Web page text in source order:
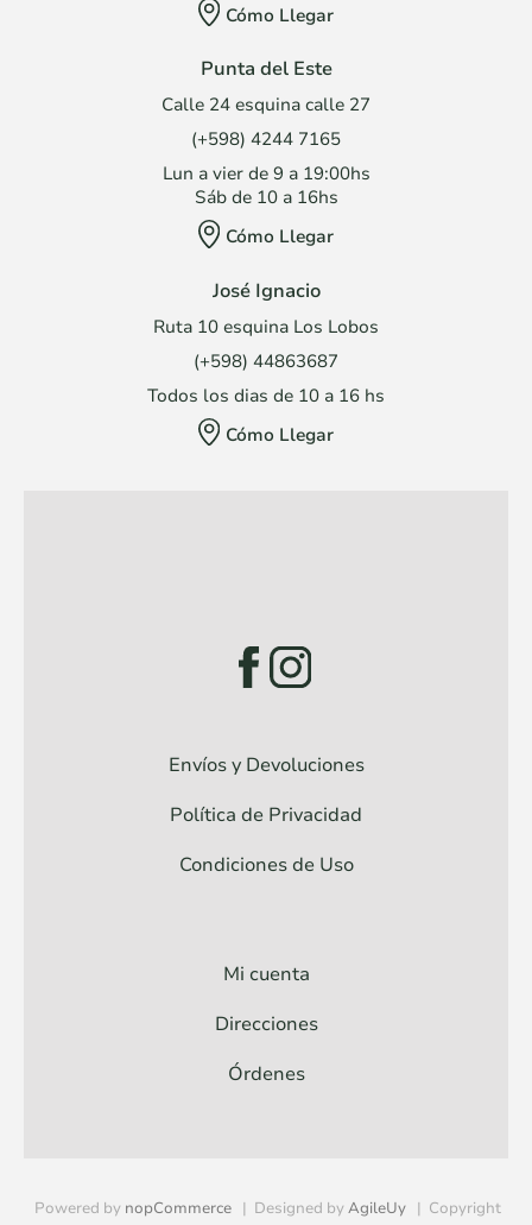
Cómo Llegar
Punta del Este
Calle 24 esquina calle 27
(+598) 4244 7165
Lun a vier de 9 a 19:00hs
Sáb de 10 a 16hs
Cómo Llegar
José Ignacio
Ruta 10 esquina Los Lobos
(+598) 44863687
Todos los dias de 10 a 16 hs
Cómo Llegar
Envíos y Devoluciones
Política de Privacidad
Condiciones de Uso
Mi cuenta
Direcciones
Órdenes
Powered by nopCommerce Designed byAgileUy
Copyright